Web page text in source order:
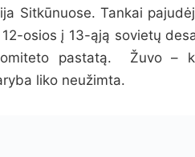
Sitkūnuose. Tankai
osios į 13-ąją sovietų
pastatą. Žuvo –
liko neužimta.